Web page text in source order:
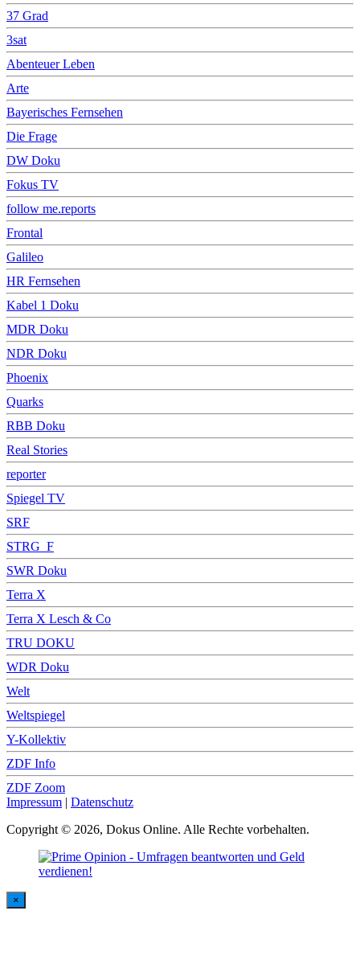
37 Grad
3sat
Abenteuer Leben
Arte
Bayerisches Fernsehen
Die Frage
DW Doku
Fokus TV
follow me.reports
Frontal
Galileo
HR Fernsehen
Kabel 1 Doku
MDR Doku
NDR Doku
Phoenix
Quarks
RBB Doku
Real Stories
reporter
Spiegel TV
SRF
STRG_F
SWR Doku
Terra X
Terra X Lesch & Co
TRU DOKU
WDR Doku
Welt
Weltspiegel
Y-Kollektiv
ZDF Info
ZDF Zoom
Impressum | Datenschutz
Copyright © 2026, Dokus Online. Alle Rechte vorbehalten.
×